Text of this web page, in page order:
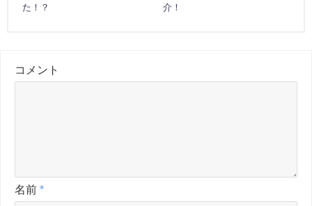
た！？
介！
コメント
名前 *